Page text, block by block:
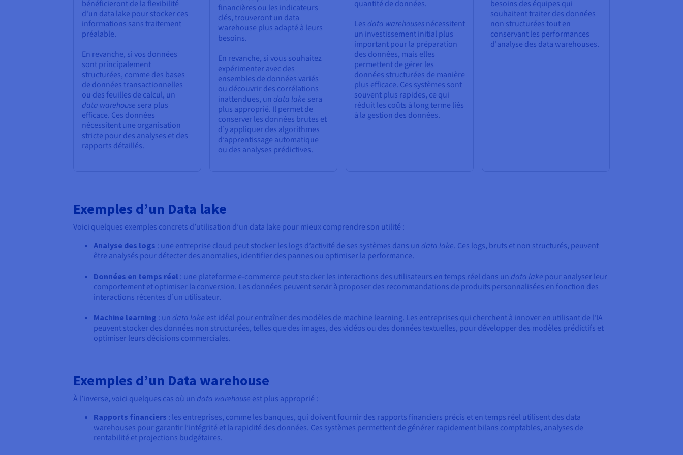
bénéficieront de la flexibilité
d'un data lake pour stocker ces
informations sans traitement
préalable.
En revanche, si vos données
sont principalement
structurées, comme des bases
de données transactionnelles
ou des feuilles de calcul, un
data warehouse sera plus
efficace. Ces données
nécessitent une organisation
stricte pour des analyses et des
rapports détaillés.
financières ou les indicateurs
clés, trouveront un data
warehouse plus adapté à leurs
besoins.
En revanche, si vous souhaitez
expérimenter avec des
ensembles de données variés
ou découvrir des corrélations
inattendues, un data lake sera
plus approprié. Il permet de
conserver les données brutes et
d’y appliquer des algorithmes
d’apprentissage automatique
ou des analyses prédictives.
quantité de données.
Les data warehousesnécessitent
un investissement initial plus
important pour la préparation
des données, mais elles
permettent de gérer les
données structurées de manière
plus efficace. Ces systèmes sont
souvent plus rapides, ce qui
réduit les coûts à long terme liés
à la gestion des données.
besoins des équipes qui
souhaitent traiter des données
non structurées tout en
conservant les performances
d'analyse des data warehouses.
Exemples d’un Data lake
Voici quelques exemples concrets d’utilisation d’un data lake pour mieux comprendre son utilité :
Analyse des logs : une entreprise cloud peut stocker les logs d’activité de ses systèmes dans un data lake. Ces logs, bruts et non structurés, peuvent
être analysés pour détecter des anomalies, identifier des pannes ou optimiser la performance.
Données en temps réel : une plateforme e-commerce peut stocker les interactions des utilisateurs en temps réel dans un data lake pour analyser leur
comportement et optimiser la conversion. Les données peuvent servir à proposer des recommandations de produits personnalisées en fonction des
interactions récentes d’un utilisateur.
Machine learning : un data lake est idéal pour entraîner des modèles de machine learning. Les entreprises qui cherchent à innover en utilisant de l'IA
peuvent stocker des données non structurées, telles que des images, des vidéos ou des données textuelles, pour développer des modèles prédictifs et
optimiser leurs décisions commerciales.
Exemples d’un Data warehouse
À l’inverse, voici quelques cas où un data warehouse est plus approprié :
Rapports financiers : les entreprises, comme les banques, qui doivent fournir des rapports financiers précis et en temps réel utilisent des data
warehouses pour garantir l’intégrité et la rapidité des données. Ces systèmes permettent de générer rapidement bilans comptables, analyses de
rentabilité et projections budgétaires.